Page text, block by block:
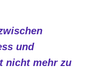
und
nicht mehr zu